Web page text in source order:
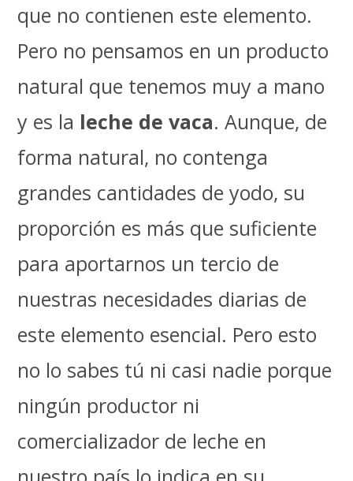
que no contienen este elemento.
Pero no pensamos en un producto
natural que tenemos muy a mano
y es la leche de vaca. Aunque, de
forma natural, no contenga
grandes cantidades de yodo, su
proporción es más que suficiente
para aportarnos un tercio de
nuestras necesidades diarias de
este elemento esencial. Pero esto
no lo sabes tú ni casi nadie porque
ningún productor ni
comercializador de leche en